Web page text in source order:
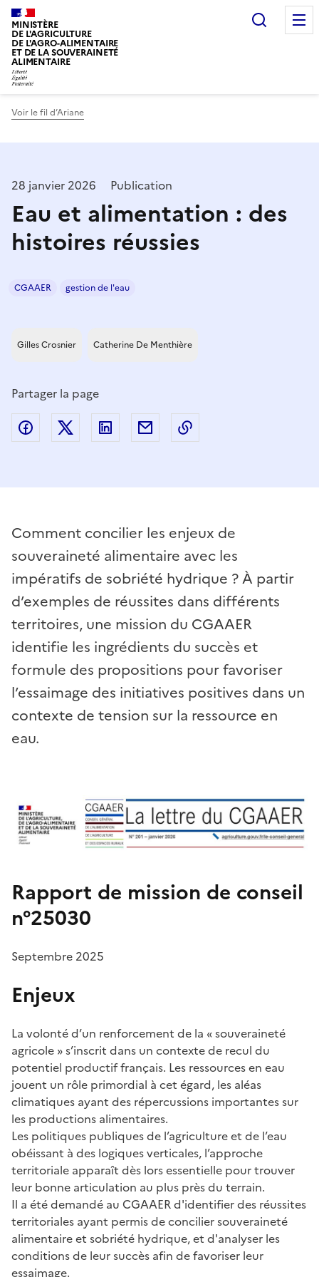
MINISTÈRE
DE L'AGRICULTURE
DE L'AGRO-ALIMENTAIRE
ET DE LA SOUVERAINETÉ
ALIMENTAIRE
Voir le fil d’Ariane
28 janvier 2026 Publication
Eau et alimentation : des
histoires réussies
CGAAER gestion de l'eau
Gilles Crosnier Catherine De Menthière
Partager la page
Partager sur Facebook
Partager sur Twitter
Partager sur LinkedIn
Partager par email
Comment concilier les enjeux de
souveraineté alimentaire avec les
impératifs de sobriété hydrique ? À partir
d’exemples de réussites dans différents
territoires, une mission du CGAAER
identifie les ingrédients du succès et
formule des propositions pour favoriser
l’essaimage des initiatives positives dans un
contexte de tension sur la ressource en
eau.
Rapport de mission de conseil
n°25030
Septembre 2025
Enjeux
La volonté d’un renforcement de la « souveraineté
agricole » s’inscrit dans un contexte de recul du
potentiel productif français. Les ressources en eau
jouent un rôle primordial à cet égard, les aléas
climatiques ayant des répercussions importantes sur
les productions alimentaires.
Les politiques publiques de l’agriculture et de l’eau
obéissant à des logiques verticales, l’approche
territoriale apparaît dès lors essentielle pour trouver
leur bonne articulation au plus près du terrain.
Il a été demandé au CGAAER d'identifier des réussites
territoriales ayant permis de concilier souveraineté
alimentaire et sobriété hydrique, et d'analyser les
conditions de leur succès afin de favoriser leur
essaimage.